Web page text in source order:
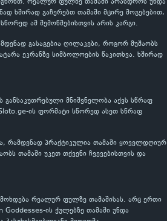
რეალურ ფულზე თამაში არასდროს უნდა
ხშირად გაჩერებთ თამაში მცირე მოგებებით,
ამ შემოწმებისთვის არის კარგი.
გასაგებია ღილაკები, როგორ მუშაობს
ეკრანზე სიმბოლოების წაკითხვა. ხშირად
მნიშვნელობა აქვს სწრაფ
ის ფორმატი სწორედ ასეთ სწრაფ
რამდენად პრაქტიკულია თამაში ყოველდღიურ
თამაში უკეთ თქვენი ჩვევებისთვის და
მოხდება რეალურ ფულზე თამაშისას. არც ერთი
Goddesses-ის ქულებზე თამაში უნდა